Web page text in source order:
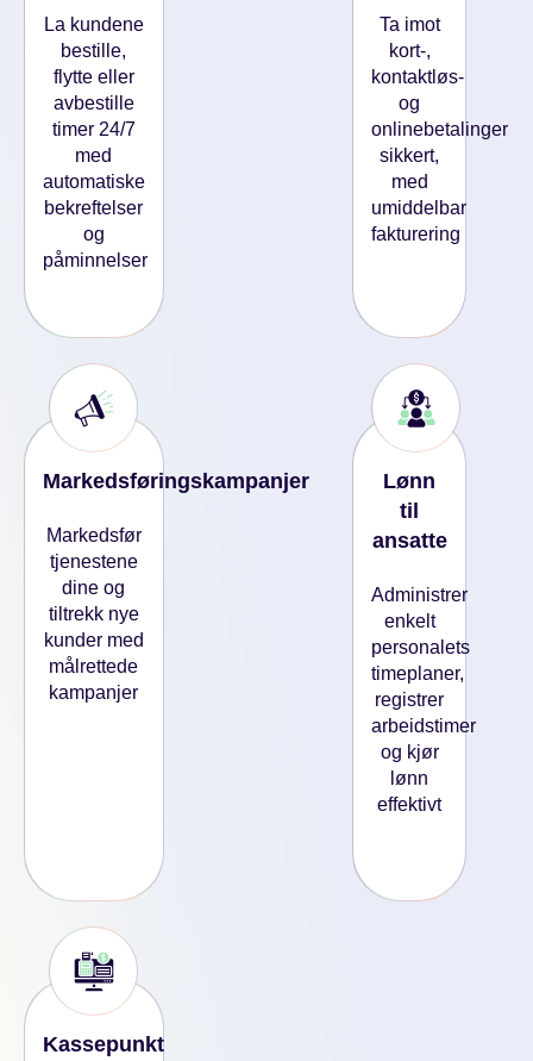
La kundene
bestille,
flytte eller
avbestille
timer 24/7
med
automatiske
bekreftelser
og
påminnelser
Ta imot
kort-,
kontaktløs-
og
onlinebetalinger
sikkert,
med
umiddelbar
fakturering
Markedsføringskampanjer
Markedsfør
tjenestene
dine og
tiltrekk nye
kunder med
målrettede
kampanjer
Lønn
til
ansatte
Administrer
enkelt
personalets
timeplaner,
registrer
arbeidstimer
og kjør
lønn
effektivt
Kassepunkt